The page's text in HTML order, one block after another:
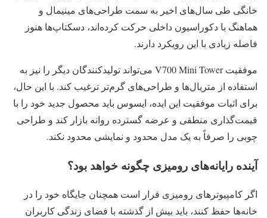
خانگی طی سال‌های اخیر به سمت طراحی‌های مینیمال و
هماهنگ با دکوراسیون داخلی حرکت کرده‌اند، دسکتاپ‌ها هنوز
فاصله زیادی با این رویکرد دارند.
موفقیت V700 Mini Tower می‌تواند تولیدکنندگان دیگر را نیز به
استفاده از متریال‌ها و طراحی‌های گرم‌تر ترغیب کند. با این حال،
برای اثبات موفقیت این ایده، ایسوس باید محصول جدید خود را با
قیمت‌گذاری منطقی و عرضه گسترده روانه بازار کند و طراحی
چوبی را صرفاً به یک مدل محدود و نمایشی محدود نکند.
آینده رایانه‌های رومیزی چگونه خواهد بود؟
اگر کامپیوترهای رومیزی قرار است همچنان جایگاه خود را در
خانه‌ها حفظ کنند، باید بیش از گذشته با فضای زندگی کاربران